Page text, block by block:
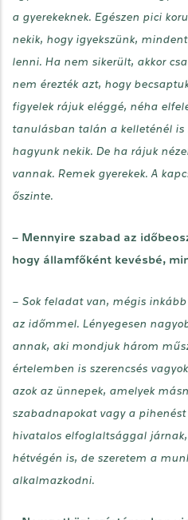
a gyerekeknek. Egészen pici
nekik, hogy igyekszünk,
lenni. Ha nem sikerült, akkor
nem érezték azt, hogy
figyelek rájuk eléggé, néha
tanulásban talán a kelleténél is
hagyunk nekik. De ha rájuk
vannak. Remek gyerekek. A
őszinte.
– Mennyire szabad az
hogy államfőként kevésbé,
– Sok feladat van, mégis
az időmmel. Lényegesen
annak, aki mondjuk három
értelemben is szerencsés
azok az ünnepek, amelyek
szabadnapokat vagy a
hivatalos elfoglaltsággal járnak,
hétvégén is, de szeretem a
alkalmazkodni.